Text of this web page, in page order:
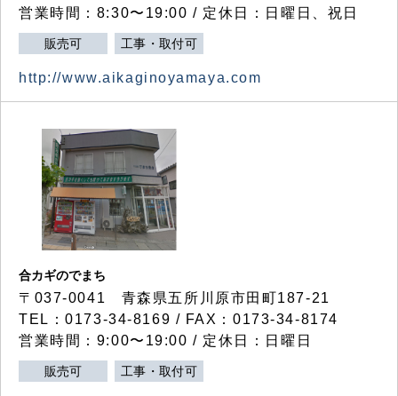
営業時間：8:30〜19:00 / 定休日：日曜日、祝日
販売可 工事・取付可
http://www.aikaginoyamaya.com
合カギのでまち
〒037-0041 青森県五所川原市田町187-21
TEL：0173-34-8169 / FAX：0173-34-8174
営業時間：9:00〜19:00 / 定休日：日曜日
販売可 工事・取付可